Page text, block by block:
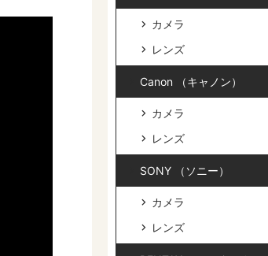
カメラ
レンズ
Canon （キャノン）
カメラ
レンズ
SONY （ソニー）
カメラ
レンズ